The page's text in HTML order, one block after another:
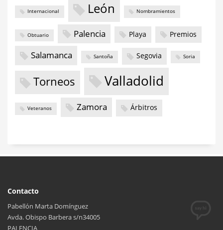
Internacional León Nombramientos
Obtuario Palencia Playa Premios
Salamanca Santoña Segovia Soria
Torneos Valladolid
Veteranos Zamora Árbitros
Contacto
Pabellón Marta Domínguez
Avda. Obispo Barbera s/n34005
PALENCIA